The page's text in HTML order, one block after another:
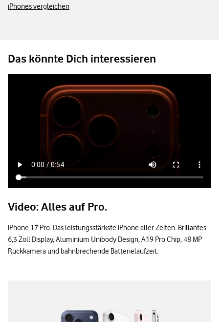
iPhones vergleichen
Das könnte Dich interessieren
Video: Alles auf Pro.
iPhone 17 Pro. Das leistungsstärkste iPhone aller Zeiten. Brillantes
6,3 Zoll Display, Aluminium Unibody Design, A19 Pro Chip, 48 MP
Rückkamera und bahnbrechende Batterielaufzeit.